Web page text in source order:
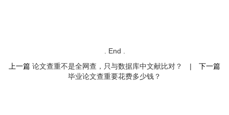
. End .
上一篇 论文查重不是全网查，只与数据库中文献比对？ |
下一篇
毕业论文查重要花费多少钱？